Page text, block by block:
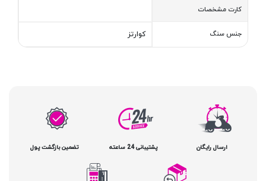
کارت مشخصات
جنس سنگ کوارتز
ارسال رایگان پشتیبانی 24 ساعته تضمین بازگشت پول